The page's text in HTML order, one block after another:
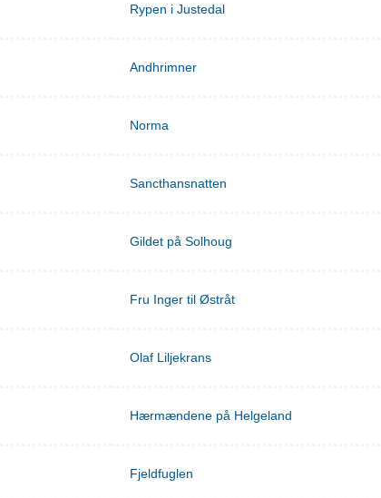
Rypen i Justedal
Andhrimner
Norma
Sancthansnatten
Gildet på Solhoug
Fru Inger til Østråt
Olaf Liljekrans
Hærmændene på Helgeland
Fjeldfuglen